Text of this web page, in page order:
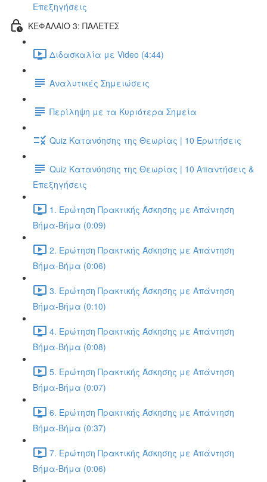
Επεξηγήσεις
ΚΕΦΑΛΑΙΟ 3: ΠΑΛΕΤΕΣ
Διδασκαλία με Video (4:44)
Αναλυτικές Σημειώσεις
Περίληψη με τα Κυριότερα Σημεία
Quiz Κατανόησης της Θεωρίας | 10 Ερωτήσεις
Quiz Κατανόησης της Θεωρίας | 10 Απαντήσεις &
Επεξηγήσεις
1. Ερώτηση Πρακτικής Άσκησης με Απάντηση
Βήμα-Βήμα (0:09)
2. Ερώτηση Πρακτικής Άσκησης με Απάντηση
Βήμα-Βήμα (0:06)
3. Ερώτηση Πρακτικής Άσκησης με Απάντηση
Βήμα-Βήμα (0:10)
4. Ερώτηση Πρακτικής Άσκησης με Απάντηση
Βήμα-Βήμα (0:08)
5. Ερώτηση Πρακτικής Άσκησης με Απάντηση
Βήμα-Βήμα (0:07)
6. Ερώτηση Πρακτικής Άσκησης με Απάντηση
Βήμα-Βήμα (0:37)
7. Ερώτηση Πρακτικής Άσκησης με Απάντηση
Βήμα-Βήμα (0:06)